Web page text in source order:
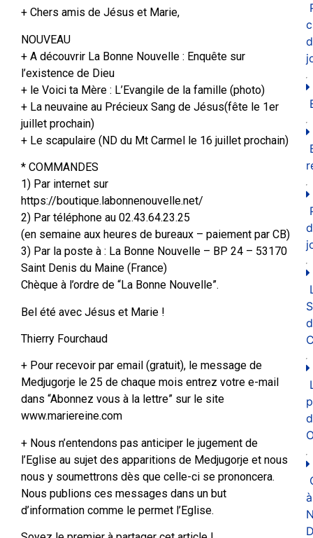
+ Chers amis de Jésus et Marie,
NOUVEAU
+ A découvrir La Bonne Nouvelle : Enquête sur
l’existence de Dieu
+ le Voici ta Mère : L’Evangile de la famille (photo)
+ La neuvaine au Précieux Sang de Jésus(fête le 1er
juillet prochain)
+ Le scapulaire (ND du Mt Carmel le 16 juillet prochain)
* COMMANDES
1) Par internet sur
https://boutique.labonnenouvelle.net/
2) Par téléphone au 02.43.64.23.25
(en semaine aux heures de bureaux – paiement par CB)
3) Par la poste à : La Bonne Nouvelle – BP 24 – 53170
Saint Denis du Maine (France)
Chèque à l’ordre de “La Bonne Nouvelle”.
Bel été avec Jésus et Marie !
Thierry Fourchaud
+ Pour recevoir par email (gratuit), le message de
Medjugorje le 25 de chaque mois entrez votre e-mail
dans “Abonnez vous à la lettre” sur le site
www.mariereine.com
+ Nous n’entendons pas anticiper le jugement de
l’Eglise au sujet des apparitions de Medjugorje et nous
nous y soumettrons dès que celle-ci se prononcera.
Nous publions ces messages dans un but
d’information comme le permet l’Eglise.
à